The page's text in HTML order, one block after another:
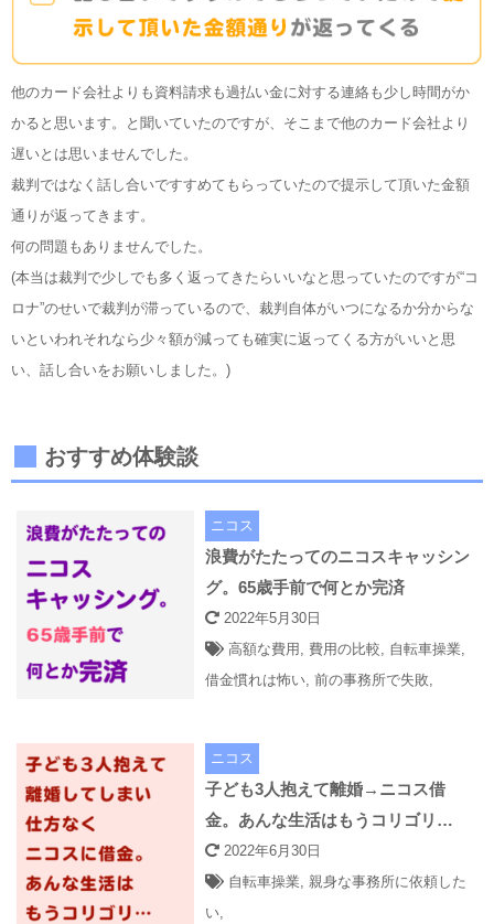
他のカード会社よりも資料請求も過払い金に対する連絡も少し時間がか
かると思います。と聞いていたのですが、そこまで他のカード会社より
遅いとは思いませんでした。
裁判ではなく話し合いですすめてもらっていたので提示して頂いた金額
通りが返ってきます。
何の問題もありませんでした。
(本当は裁判で少しでも多く返ってきたらいいなと思っていたのですが“コ
ロナ”のせいで裁判が滞っているので、裁判自体がいつになるか分からな
いといわれそれなら少々額が減っても確実に返ってくる方がいいと思
い、話し合いをお願いしました。)
おすすめ体験談
ニコス
浪費がたたってのニコスキャッシン
グ。65歳手前で何とか完済
2022年5月30日
高額な費用
費用の比較 自転車操業
借金慣れは怖い ,前の事務所で失敗
ニコス
子ども3人抱えて離婚→ニコス借
金。あんな生活はもうコリゴリ…
2022年6月30日
自転車操業,親身な事務所に依頼した
い,